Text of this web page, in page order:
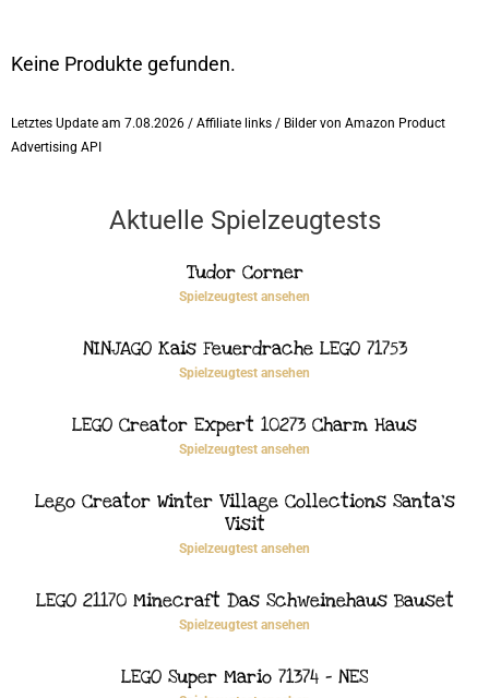
Keine Produkte gefunden.
Letztes Update am 7.08.2026 / Affiliate links / Bilder von Amazon Product
Advertising API
Aktuelle Spielzeugtests
Tudor Corner
Spielzeugtest ansehen
NINJAGO Kais Feuerdrache LEGO 71753
Spielzeugtest ansehen
LEGO Creator Expert 10273 Charm Haus
Spielzeugtest ansehen
Lego Creator Winter Village Collections Santa’s
Visit
Spielzeugtest ansehen
LEGO 21170 Minecraft Das Schweinehaus Bauset
Spielzeugtest ansehen
LEGO Super Mario 71374 – NES